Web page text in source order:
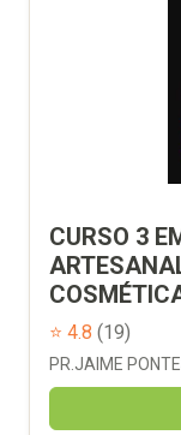
CURSO 3
⭐ 4.8 (19)
PR.JAIME